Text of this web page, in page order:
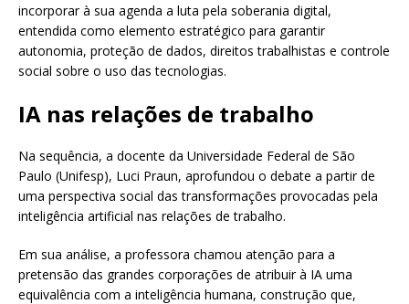
incorporar à sua agenda a luta pela soberania digital,
entendida como elemento estratégico para garantir
autonomia, proteção de dados, direitos trabalhistas e controle
social sobre o uso das tecnologias.
IA nas relações de trabalho
Na sequência, a docente da Universidade Federal de São
Paulo (Unifesp), Luci Praun, aprofundou o debate a partir de
uma perspectiva social das transformações provocadas pela
inteligência artificial nas relações de trabalho.
Em sua análise, a professora chamou atenção para a
pretensão das grandes corporações de atribuir à IA uma
equivalência com a inteligência humana, construção que,